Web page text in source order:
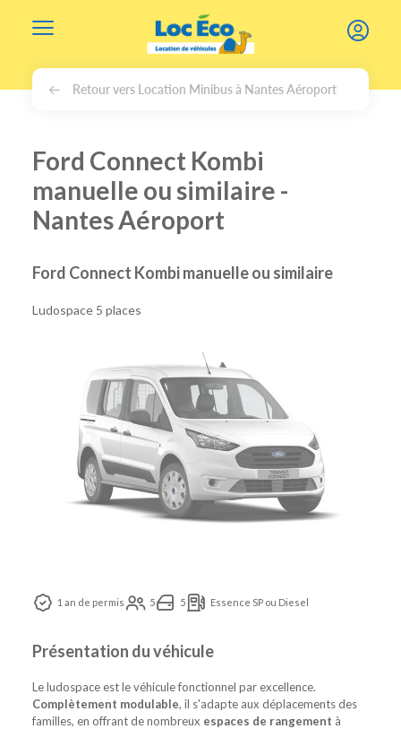
Retour vers Location Minibus à Nantes Aéroport
Ford Connect Kombi
manuelle ou similaire -
Nantes Aéroport
Ford Connect Kombi manuelle ou similaire
Ludospace 5 places
1 an de permis 5 5 Essence SP ou Diesel
Présentation du véhicule
Le ludospace est le véhicule fonctionnel par excellence.
Complètement modulable, il s'adapte aux déplacements des
familles, en offrant de nombreux espaces de rangement à